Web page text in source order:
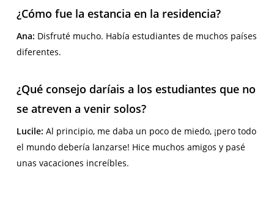
¿Cómo fue la estancia en la residencia?
Ana: Disfruté mucho. Había estudiantes de muchos países
diferentes.
¿Qué consejo daríais a los estudiantes que no
se atreven a venir solos?
Lucile: Al principio, me daba un poco de miedo, ¡pero todo
el mundo debería lanzarse! Hice muchos amigos y pasé
unas vacaciones increíbles.